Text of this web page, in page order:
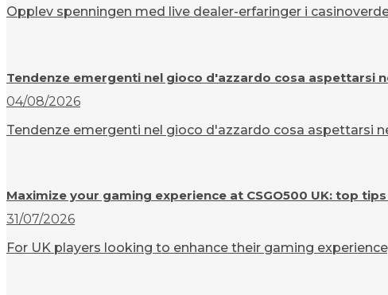
Opplev spenningen med live dealer-erfaringer i
Tendenze emergenti nel gioco d'azzardo cosa aspettarsi
04/08/2026
Tendenze emergenti nel gioco d'azzardo cosa aspettarsi
Maximize your gaming experience at CSGO500 UK: top
31/07/2026
For UK players looking to enhance their gaming